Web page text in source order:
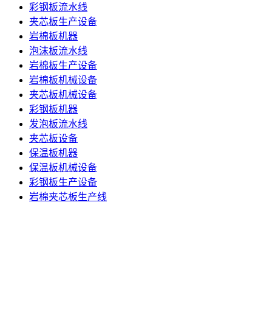
彩钢板流水线
夹芯板生产设备
岩棉板机器
泡沫板流水线
岩棉板生产设备
岩棉板机械设备
夹芯板机械设备
彩钢板机器
发泡板流水线
夹芯板设备
保温板机器
保温板机械设备
彩钢板生产设备
岩棉夹芯板生产线